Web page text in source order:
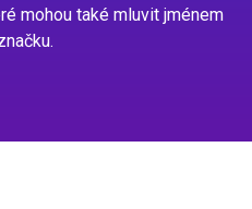
mohou také mluvit jménem